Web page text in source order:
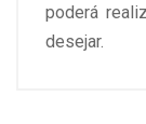
poderá
desejar.